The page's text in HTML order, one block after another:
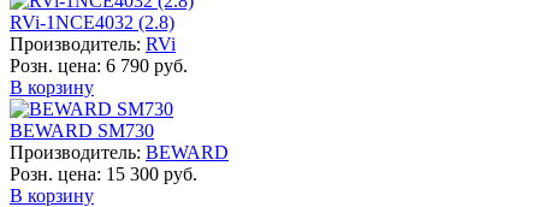
RVi-1NCE4032 (2.8)
Производитель: RVi
Розн. цена: 6 790 руб.
В корзину
BEWARD SM730
Производитель: BEWARD
Розн. цена: 15 300 руб.
В корзину